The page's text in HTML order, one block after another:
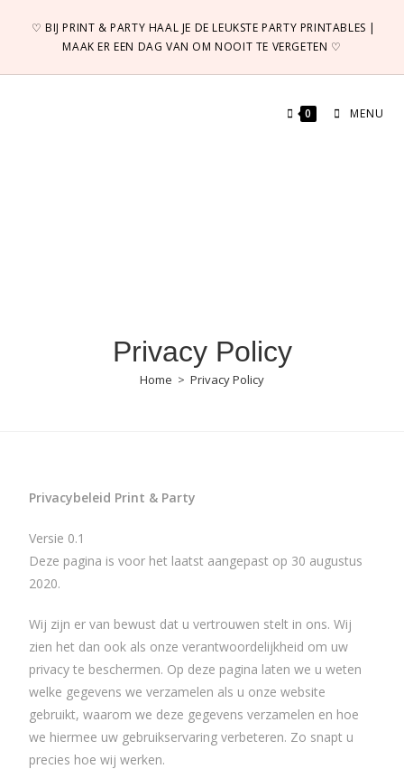
♡ BIJ PRINT & PARTY HAAL JE DE LEUKSTE PARTY PRINTABLES |
MAAK ER EEN DAG VAN OM NOOIT TE VERGETEN ♡
0 MENU
Privacy Policy
Home > Privacy Policy
Privacybeleid Print & Party
Versie 0.1
Deze pagina is voor het laatst aangepast op 30 augustus
2020.
Wij zijn er van bewust dat u vertrouwen stelt in ons. Wij
zien het dan ook als onze verantwoordelijkheid om uw
privacy te beschermen. Op deze pagina laten we u weten
welke gegevens we verzamelen als u onze website
gebruikt, waarom we deze gegevens verzamelen en hoe
we hiermee uw gebruikservaring verbeteren. Zo snapt u
precies hoe wij werken.